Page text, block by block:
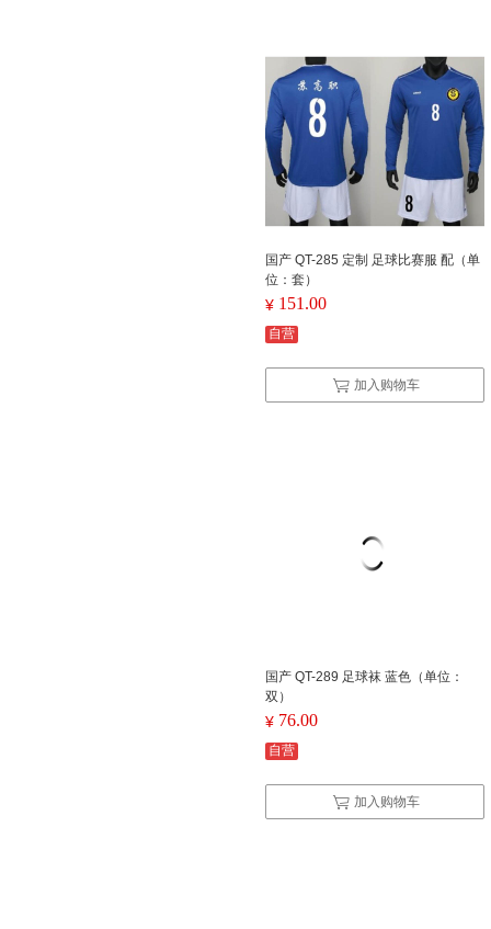
国产 QT-285 定制 足球比赛服 配（单
位：套）
¥ 151.00
自营
加入购物车
国产 QT-289 足球袜 蓝色（单位：
双）
¥ 76.00
自营
加入购物车